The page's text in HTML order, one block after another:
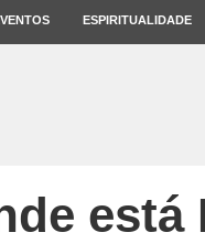
ESPIRITUALIDADE
está